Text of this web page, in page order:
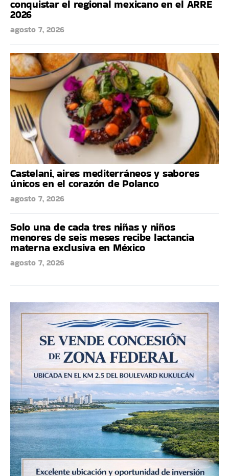
conquistar el regional mexicano en el ARRE
2026
agosto 7, 2026
Castelani, aires mediterráneos y sabores
únicos en el corazón de Polanco
agosto 7, 2026
Solo una de cada tres niñas y niños
menores de seis meses recibe lactancia
materna exclusiva en México
agosto 7, 2026